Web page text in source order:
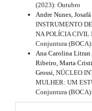
(2023): Outubro
Andre Nunes,
INSTRUMENTO
NA POLÍCIA CIVIL
Conjuntura
Ana Carolina Litran
Ribeiro, Marta
Grossi, NÚCLEO
MULHER: UM
Conjuntura